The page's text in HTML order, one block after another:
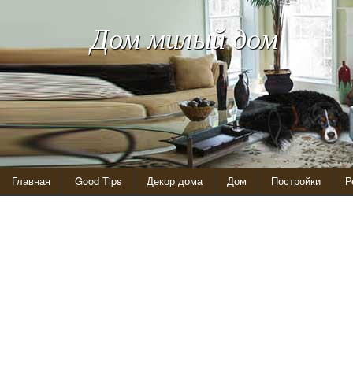
Дом милый дом
Главная Good Tips Декор дома Дом Постройки